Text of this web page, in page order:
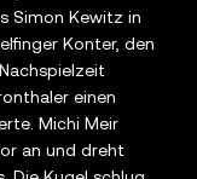
Simon Kewitz in
Konter, den
einen
Michi Meir
an und dreht